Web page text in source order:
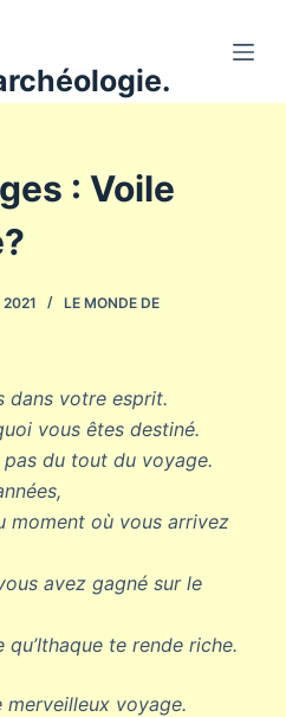
: Voile
2021
LE MONDE DE
dans votre esprit.
vous êtes destiné.
du tout du voyage.
moment où vous arrivez
avez gagné sur le
qu’Ithaque te rende riche.
merveilleux voyage.